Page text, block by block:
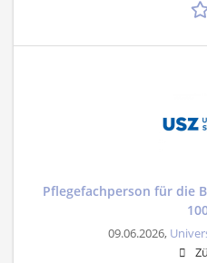
Pflegefachperson für die
09.06.2026,